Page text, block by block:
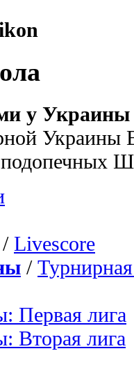
у Украины
Украины
/ Livescore
/
Первая лига
Вторая лига